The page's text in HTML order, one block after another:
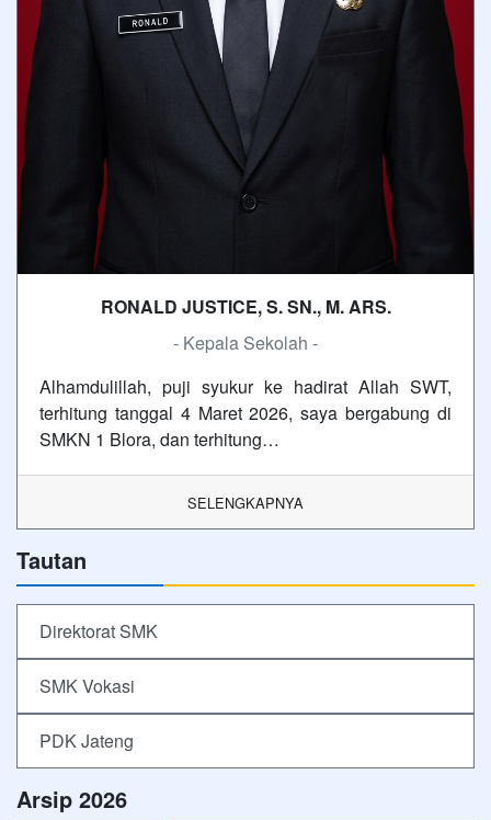
RONALD JUSTICE, S. SN., M. ARS.
- Kepala Sekolah -
Alhamdulillah, puji syukur ke hadirat Allah SWT,
terhitung tanggal 4 Maret 2026, saya bergabung di
SMKN 1 Blora, dan terhitung…
SELENGKAPNYA
Tautan
Direktorat SMK
SMK Vokasi
PDK Jateng
Arsip 2026